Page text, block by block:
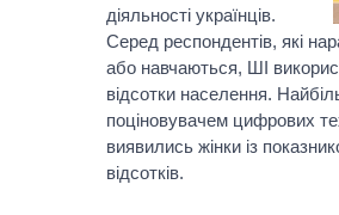
діяльності українців.
Серед респондентів, які
або навчаються, ШІ
відсотки населення.
поціновувачем цифрових
виявились жінки із
відсотків.